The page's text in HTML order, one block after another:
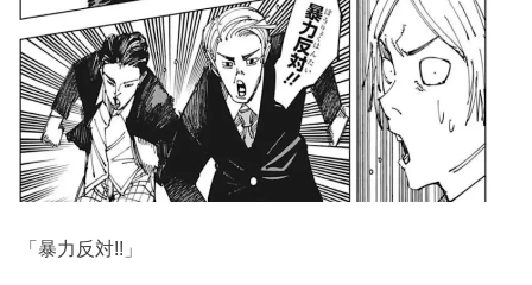
「暴力反対!!」